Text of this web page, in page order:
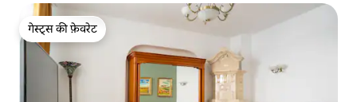
गेस्ट्स की फ़ेवरेट
गेस्ट्स की फ़ेवरेट